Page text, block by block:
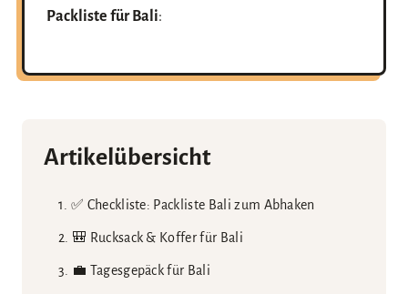
Packliste für Bali:
Artikelübersicht
✅ Checkliste: Packliste Bali zum Abhaken
🎒 Rucksack & Koffer für Bali
💼 Tagesgepäck für Bali